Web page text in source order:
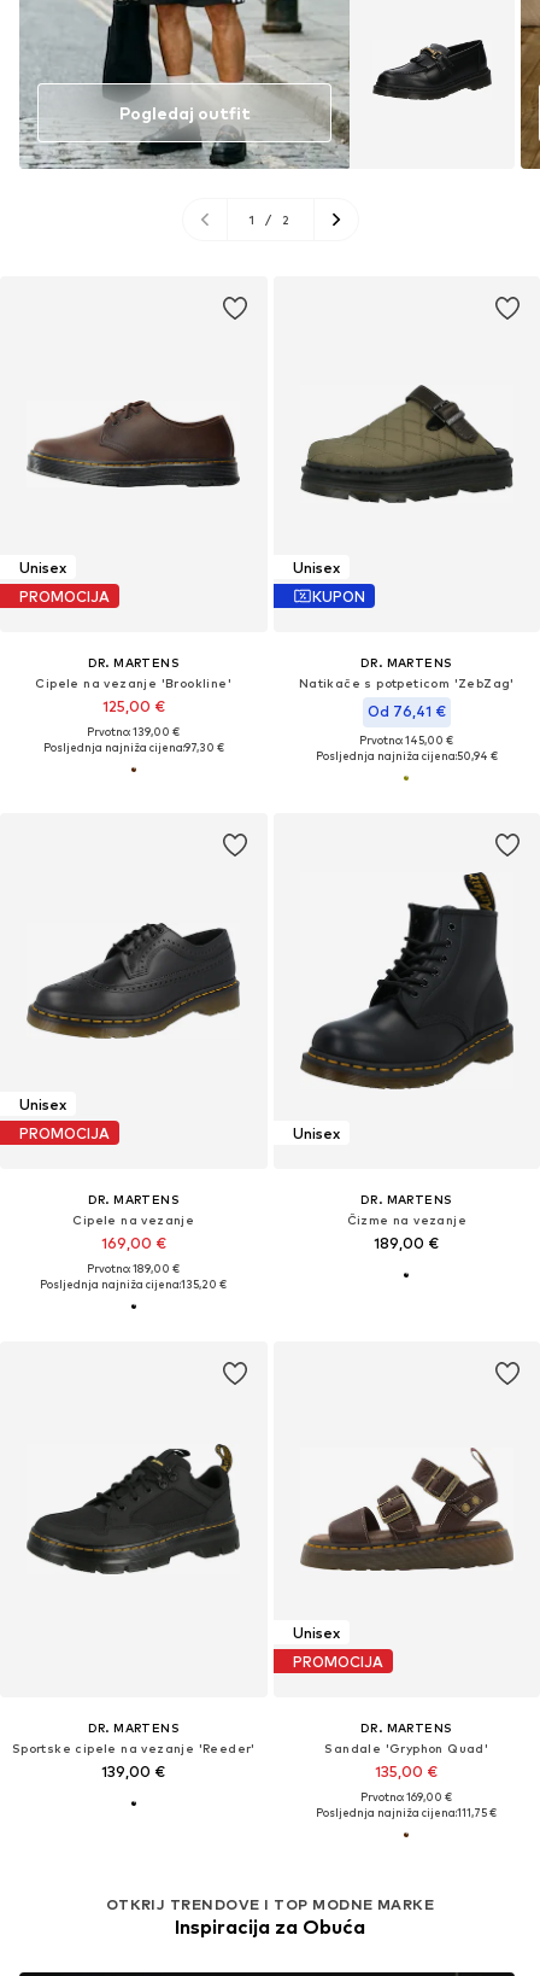
Pogledaj outfit
1 / 2
Unisex
PROMOCIJA
DR. MARTENS
Cipele na vezanje 'Brookline'
125,00 €
Prvotno: 139,00 €
Posljednja najniža cijena:97,30 €
Unisex
KUPON
DR. MARTENS
Natikače s potpeticom 'ZebZag'
Od 76,41 €
Prvotno: 145,00 €
Posljednja najniža cijena:50,94 €
Unisex
PROMOCIJA
DR. MARTENS
Cipele na vezanje
169,00 €
Prvotno: 189,00 €
Posljednja najniža cijena:135,20 €
Unisex
DR. MARTENS
Čizme na vezanje
189,00 €
DR. MARTENS
Sportske cipele na vezanje 'Reeder'
139,00 €
Unisex
PROMOCIJA
DR. MARTENS
Sandale 'Gryphon Quad'
135,00 €
Prvotno: 169,00 €
Posljednja najniža cijena:111,75 €
OTKRIJ TRENDOVE I TOP MODNE MARKE
Inspiracija za Obuća